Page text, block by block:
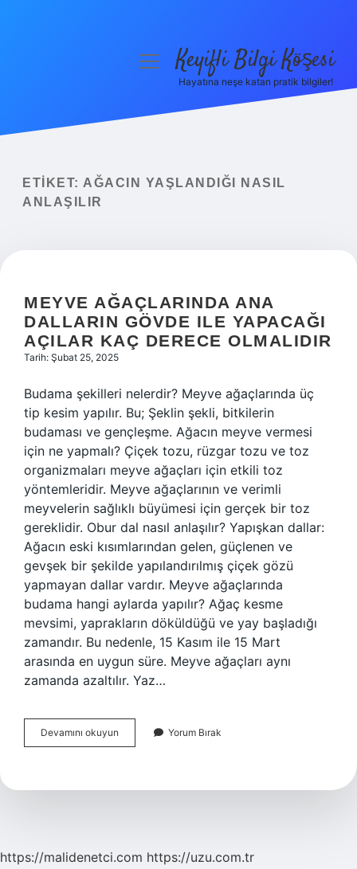
Yasal Uyarı
menüyüKeyifli Bilgi Köşesi
Hayatına neşe katan pratik bilgiler!
ETIKET: AĞACIN YAŞLANDIĞI NASIL
ANLAŞILIR
MEYVE AĞAÇLARINDA ANA
DALLARIN GÖVDE ILE YAPACAĞI
AÇILAR KAÇ DERECE OLMALIDIR
Tarih: Şubat 25, 2025
Budama şekilleri nelerdir? Meyve ağaçlarında üç
tip kesim yapılır. Bu; Şeklin şekli, bitkilerin
budaması ve gençleşme. Ağacın meyve vermesi
için ne yapmalı? Çiçek tozu, rüzgar tozu ve toz
organizmaları meyve ağaçları için etkili toz
yöntemleridir. Meyve ağaçlarının ve verimli
meyvelerin sağlıklı büyümesi için gerçek bir toz
gereklidir. Obur dal nasıl anlaşılır? Yapışkan dallar:
Ağacın eski kısımlarından gelen, güçlenen ve
gevşek bir şekilde yapılandırılmış çiçek gözü
yapmayan dallar vardır. Meyve ağaçlarında
budama hangi aylarda yapılır? Ağaç kesme
mevsimi, yaprakların döküldüğü ve yay başladığı
zamandır. Bu nedenle, 15 Kasım ile 15 Mart
arasında en uygun süre. Meyve ağaçları aynı
zamanda azaltılır. Yaz…
Devamını okuyun
Ağaçlarında
Gövde
Derece
Yorum Bırak
https://malidenetci.com https://uzu.com.tr